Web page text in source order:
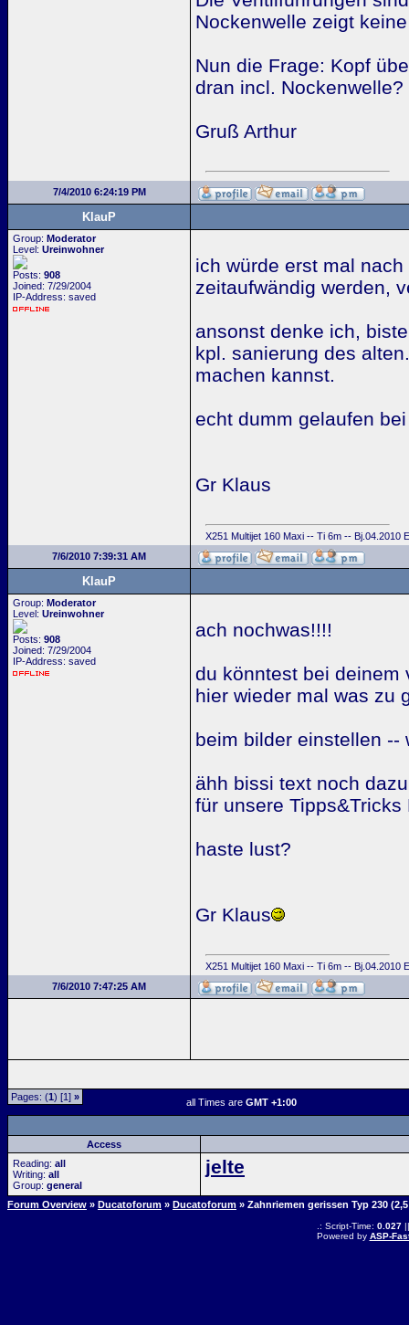
Nockenwelle zeigt
Nun die Frage: Kopf
dran incl. Nockenwelle?
Gruß Arthur
7/4/2010 6:24:19 PM
KlauP
Group: Moderator
Level: Ureinwohner
Posts: 908
Joined: 7/29/2004
IP-Address: saved
ich würde erst mal
zeitaufwändig werden,
ansonst denke ich,
kpl. sanierung des
machen kannst.
echt dumm gelaufen
Gr Klaus
X251 Multijet 160 Maxi -- Ti 6m -- Bj.04.2010
7/6/2010 7:39:31 AM
KlauP
Group: Moderator
Level: Ureinwohner
Posts: 908
Joined: 7/29/2004
IP-Address: saved
ach nochwas!!!!
du könntest bei deinem
hier wieder mal was zu
beim bilder einstellen --
ähh bissi text noch
für unsere Tipps&Tricks
haste lust?
Gr Klaus
X251 Multijet 160 Maxi -- Ti 6m -- Bj.04.2010
7/6/2010 7:47:25 AM
Pages: (1) [1] » all Times are GMT +1:00
Access
Reading: all
Writing: all
Group: general
jelte
Forum Overview » Ducatoforum » Ducatoforum » Zahnriemen gerissen Typ 230
.: Script-Time: 0.027||
Powered by ASP-